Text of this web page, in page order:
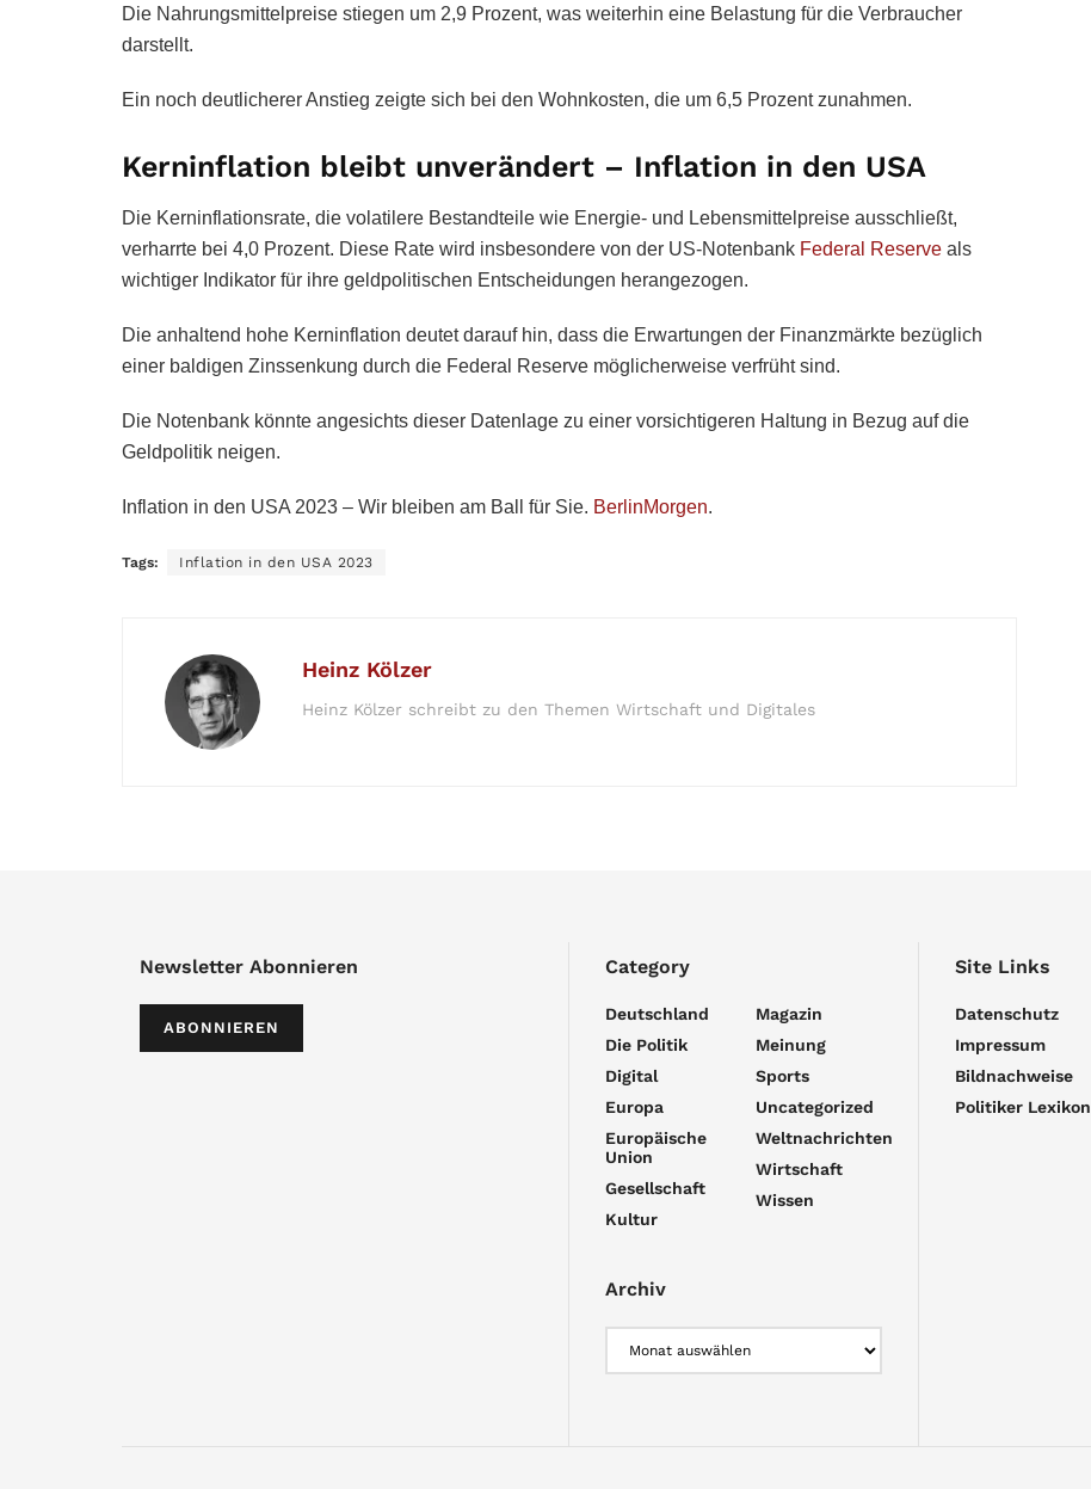
Die Nahrungsmittelpreise stiegen um 2,9 Prozent, was weiterhin eine Belastung für die Verbraucher
darstellt.
Ein noch deutlicherer Anstieg zeigte sich bei den Wohnkosten, die um 6,5 Prozent zunahmen.
Kerninflation bleibt unverändert – Inflation in den USA
Die Kerninflationsrate, die volatilere Bestandteile wie Energie- und Lebensmittelpreise ausschließt,
verharrte bei 4,0 Prozent. Diese Rate wird insbesondere von der US-Notenbank Federal Reserve als
wichtiger Indikator für ihre geldpolitischen Entscheidungen herangezogen.
Die anhaltend hohe Kerninflation deutet darauf hin, dass die Erwartungen der Finanzmärkte bezüglich
einer baldigen Zinssenkung durch die Federal Reserve möglicherweise verfrüht sind.
Die Notenbank könnte angesichts dieser Datenlage zu einer vorsichtigeren Haltung in Bezug auf die
Geldpolitik neigen.
Inflation in den USA 2023 – Wir bleiben am Ball für Sie. BerlinMorgen.
Tags: Inflation in den USA 2023
Heinz Kölzer
Heinz Kölzer schreibt zu den Themen Wirtschaft und Digitales
Newsletter Abonnieren
ABONNIEREN
Category
Deutschland
Die Politik
Digital
Europa
Europäische
Union
Gesellschaft
Kultur
Magazin
Meinung
Sports
Uncategorized
Weltnachrichten
Wirtschaft
Wissen
Archiv
Site Links
Datenschutz
Impressum
Bildnachweise
Politiker Lexikon